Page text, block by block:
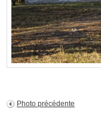
Photo précédente